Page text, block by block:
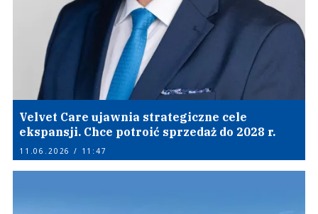
Velvet Care ujawnia strategiczne cele
ekspansji. Chce potroić sprzedaż do 2028 r.
11.06.2026 / 11:47